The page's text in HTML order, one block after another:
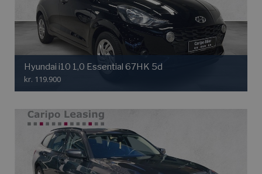
Hyundai i10 1,0 Essential 67HK 5d
kr. 119.900